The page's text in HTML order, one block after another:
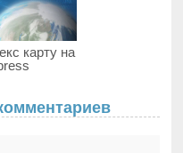
карту на